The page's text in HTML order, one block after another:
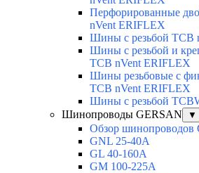
Перфорированные
nVent ERIFLEX
Шины с резьбой TCB
Шины с резьбой и
TCB nVent ERIFLEX
Шины резьбовые с
TCB nVent ERIFLEX
Шины с резьбой
Шинопроводы GERSAN
▼
Обзор шинопроводов
GNL 25-40A
GL 40-160A
GM 100-225A